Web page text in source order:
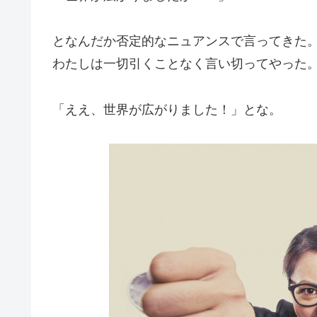
となんだか否定的なニュアンスで言ってきた
わたしは一切引くことなく言い切ってやった
「ええ、世界が広がりました！」とな。